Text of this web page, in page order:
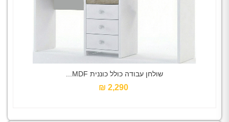
שולחן עבודה כולל כוננית MDF...
2,290 ₪‎